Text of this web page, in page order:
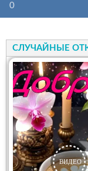
0
СЛУЧАЙНЫЕ